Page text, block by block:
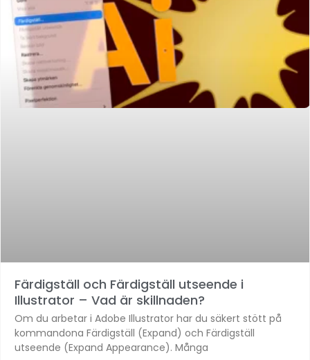
Färdigställ och Färdigställ utseende i
Illustrator – Vad är skillnaden?
Om du arbetar i Adobe Illustrator har du säkert stött på
kommandona Färdigställ (Expand) och Färdigställ
utseende (Expand Appearance). Många